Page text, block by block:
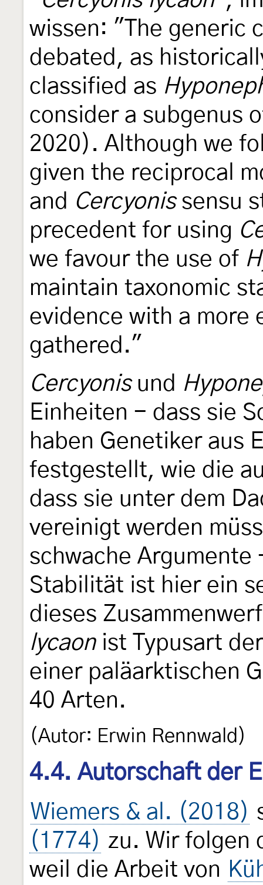
wissen: "The generic
debated, as
classified as
consider a subgenus
2020). Although we
given the reciprocal
and Cercyonissensu
precedent for using
we favour the use of
maintain taxonomic
evidence with a more
gathered."
Cercyonisund
Einheiten - dass sie
haben Genetiker aus
festgestellt, wie die
dass sie unter dem
vereinigt werden
schwache
Stabilität ist hier ein
dieses
lycaonist Typusart
einer paläarktischen
40 Arten.
(Autor: Erwin Rennwald)
4.4. Autorschaft der
Wiemers & al. (2018)
(1774) zu. Wir folgen
weil die Arbeit von